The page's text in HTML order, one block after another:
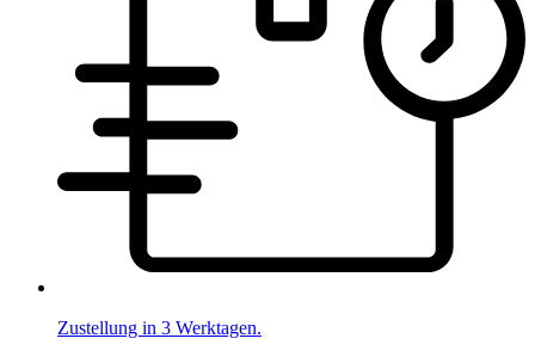
Zustellung in 3 Werktagen.